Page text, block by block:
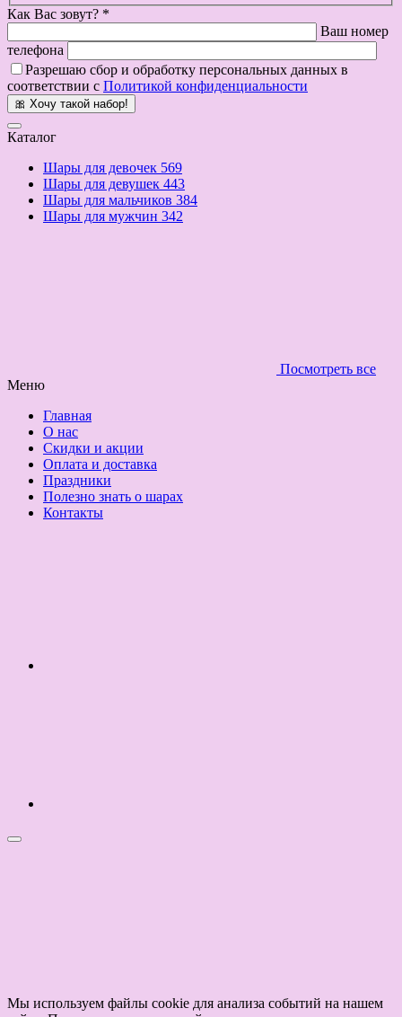
Как Вас зовут? *
Ваш номер
телефона
Разрешаю сбор и обработку персональных данных в
соответствии с Политикой конфиденциальности
🎀 Хочу такой набор!
Каталог
Шары для девочек 569
Шары для девушек 443
Шары для мальчиков 384
Шары для мужчин 342
Посмотреть все
Меню
Главная
О нас
Скидки и акции
Оплата и доставка
Праздники
Полезно знать о шарах
Контакты
Мы используем файлы cookie для анализа событий на нашем